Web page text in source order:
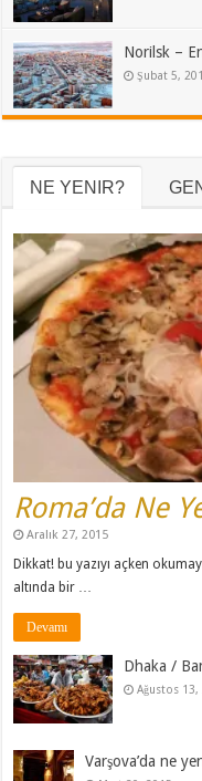
Norilsk –
Şubat 5,
NE YENIR?
Roma’da Ne
Aralık 27, 2015
Dikkat! bu yazıyı açken
altında bir …
Devamı
Dhaka /
Ağustos 13,
Varşova’da ne